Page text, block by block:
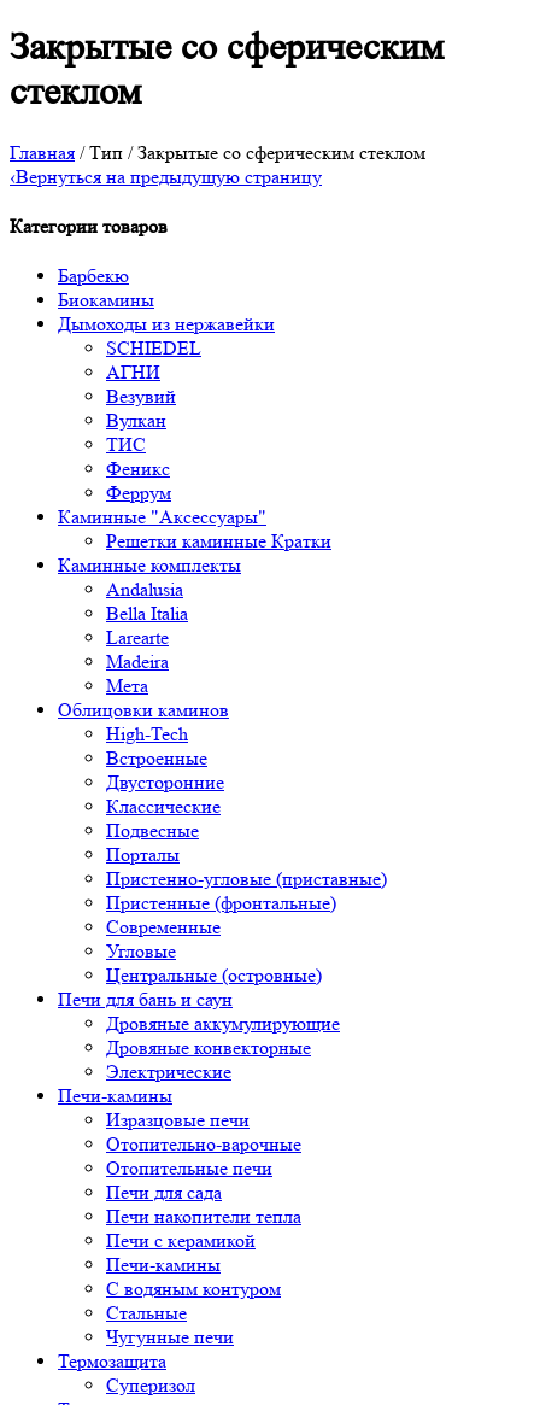
Закрытые со сферическим
стеклом
Главная / Тип / Закрытые со сферическим стеклом
‹Вернуться на предыдущую страницу
Категории товаров
Барбекю
Биокамины
Дымоходы из нержавейки
SCHIEDEL
АГНИ
Везувий
Вулкан
ТИС
Феникс
Феррум
Каминные "Аксессуары"
Решетки каминные Кратки
Каминные комплекты
Andalusia
Bella Italia
Larearte
Madeira
Мета
Облицовки каминов
High-Tech
Встроенные
Двусторонние
Классические
Подвесные
Порталы
Пристенно-угловые (приставные)
Пристенные (фронтальные)
Современные
Угловые
Центральные (островные)
Печи для бань и саун
Дровяные аккумулирующие
Дровяные конвекторные
Электрические
Печи-камины
Изразцовые печи
Отопительно-варочные
Отопительные печи
Печи для сада
Печи накопители тепла
Печи с керамикой
Печи-камины
С водяным контуром
Стальные
Чугунные печи
Термозащита
Суперизол